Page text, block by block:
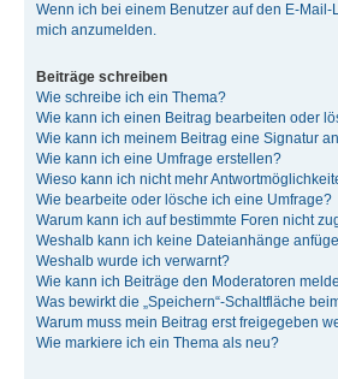
Wenn ich bei einem Benutzer auf den E-
mich anzumelden.
Beiträge schreiben
Wie schreibe ich ein Thema?
Wie kann ich einen Beitrag bearbeiten oder
Wie kann ich meinem Beitrag eine Signatur
Wie kann ich eine Umfrage erstellen?
Wieso kann ich nicht mehr
Wie bearbeite oder lösche ich eine Umfrage?
Warum kann ich auf bestimmte Foren nicht
Weshalb kann ich keine Dateianhänge
Weshalb wurde ich verwarnt?
Wie kann ich Beiträge den Moderatoren
Was bewirkt die „Speichern“-Schaltfläche
Warum muss mein Beitrag erst freigegeben
Wie markiere ich ein Thema als neu?